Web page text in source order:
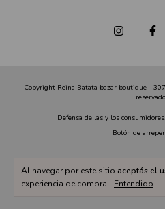
Al navegar por este sitio aceptás el
experiencia de compra. Entendido
Copyright Reina Batata bazar boutique -
Defensa de las y los
Botón de